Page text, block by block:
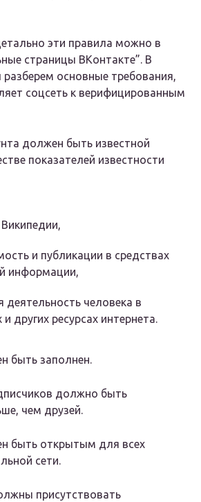
эти правила можно в
страницы ВКонтакте”. В
основные требования,
соцсеть к верифицированным
должен быть известной
показателей известности
и публикации в средствах
информации,
деятельность человека в
и других ресурсах интернета.
быть заполнен.
должно быть
чем друзей.
быть открытым для всех
сети.
присутствовать